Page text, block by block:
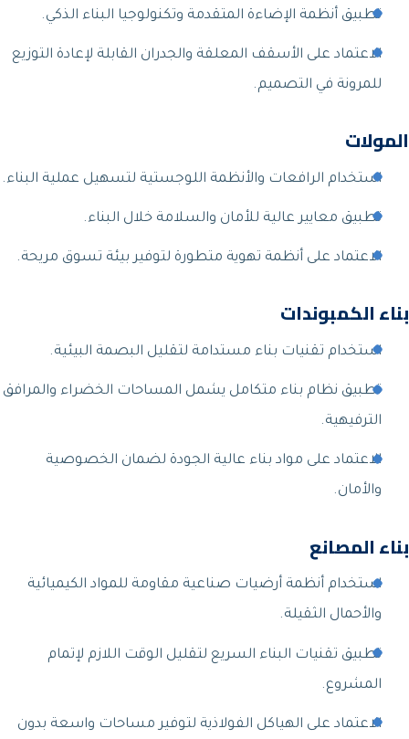
تطبيق أنظمة الإضاءة المتقدمة وتكنولوجيا البناء الذكي.
الاعتماد على الأسقف المعلقة والجدران القابلة لإعادة التوزيع
للمرونة في التصميم.
المولات
استخدام الرافعات والأنظمة اللوجستية لتسهيل عملية البناء.
تطبيق معايير عالية للأمان والسلامة خلال البناء.
الاعتماد على أنظمة تهوية متطورة لتوفير بيئة تسوق مريحة.
بناء الكمبوندات
استخدام تقنيات بناء مستدامة لتقليل البصمة البيئية.
تطبيق نظام بناء متكامل يشمل المساحات الخضراء والمرافق
الترفيهية.
الاعتماد على مواد بناء عالية الجودة لضمان الخصوصية
والأمان.
بناء المصانع
استخدام أنظمة أرضيات صناعية مقاومة للمواد الكيميائية
والأحمال الثقيلة.
تطبيق تقنيات البناء السريع لتقليل الوقت اللازم لإتمام
المشروع.
الاعتماد على الهياكل الفولاذية لتوفير مساحات واسعة بدون